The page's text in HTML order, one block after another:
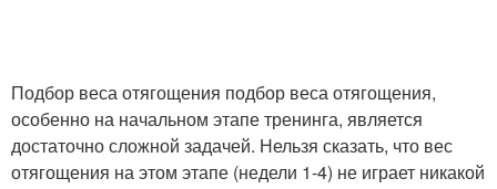
Подбор веса отягощения подбор веса отягощения,
особенно на начальном этапе тренинга, является
достаточно сложной задачей. Нельзя сказать, что вес
отягощения на этом этапе (недели 1-4) не играет никакой